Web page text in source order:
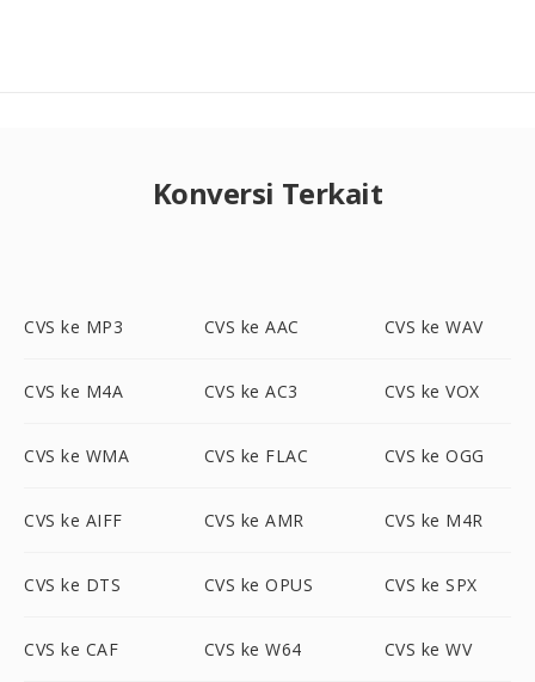
Konversi Terkait
CVS ke MP3 CVS ke AAC CVS ke WAV
CVS ke M4A CVS ke AC3 CVS ke VOX
CVS ke WMA CVS ke FLAC CVS ke OGG
CVS ke AIFF CVS ke AMR CVS ke M4R
CVS ke DTS CVS ke OPUS CVS ke SPX
CVS ke CAF CVS ke W64 CVS ke WV